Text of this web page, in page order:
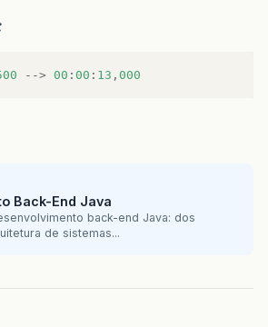
--> 00 : 00 : 13 , 000
Back-End Java
back-end Java: dos
de sistemas...